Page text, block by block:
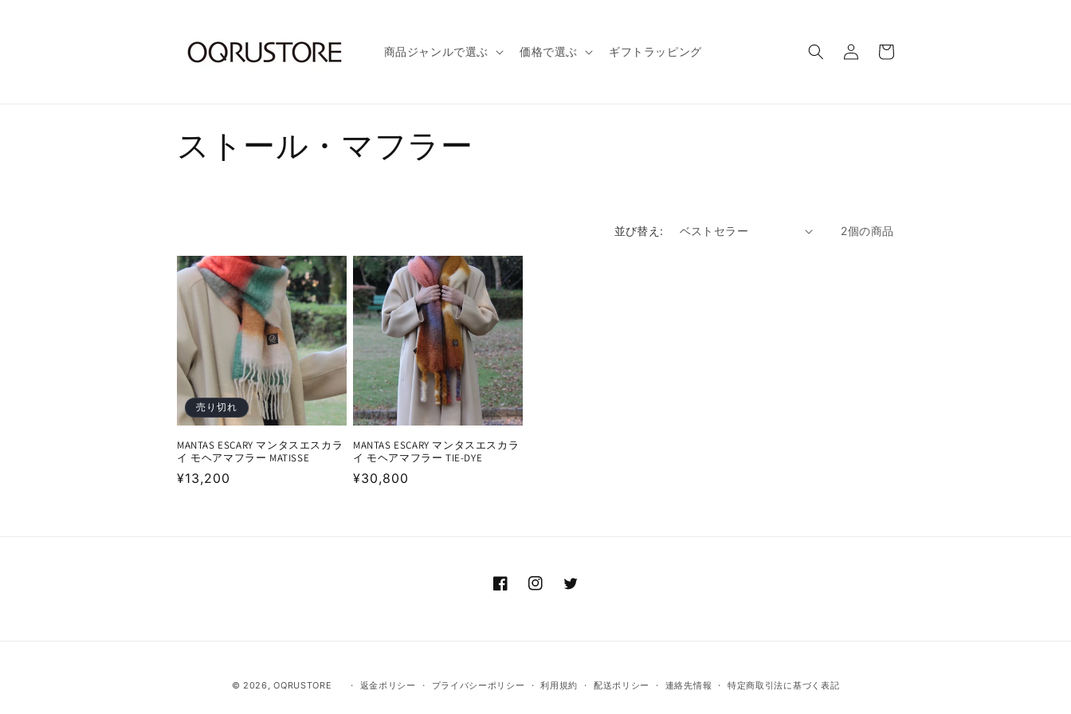
商品ジャンルで選ぶ 価格で選ぶ ギフトラッピング
グ
イ
ー
コ
シ
ョ
ン
:
ストール・マフラー
並び替え: 2個の商品
売り切れ
MANTAS ESCARY マンタスエスカラ
イ モヘアマフラー MATISSE
通
¥13,200
MANTAS ESCARY マンタスエスカラ
イ モヘアマフラー TIE-DYE
通
¥30,800
FacebookInstagramTwitter
© 2026,OQRUSTORE 返金ポリシー プライバシーポリシー 利用規約 配送ポリシー 連絡先情報 特定商取引法に基づく表記